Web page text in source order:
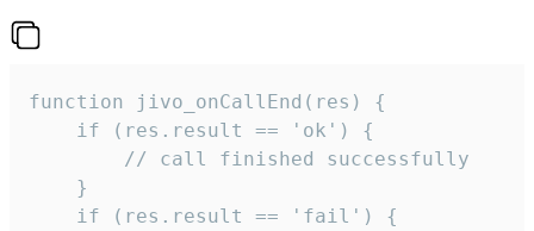
function jivo_onCallEnd(res) {
    if (res.result == 'ok') {
        // call finished successfully
    }
    if (res.result == 'fail') {